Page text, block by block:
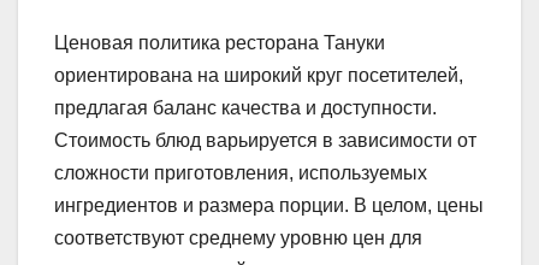
Ценовая политика ресторана Тануки
ориентирована на широкий круг посетителей,
предлагая баланс качества и доступности.
Стоимость блюд варьируется в зависимости от
сложности приготовления, используемых
ингредиентов и размера порции. В целом, цены
соответствуют среднему уровню цен для